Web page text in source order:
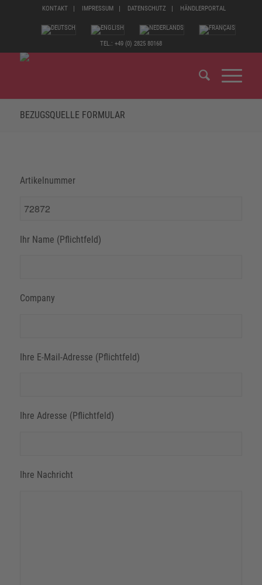
KONTAKT IMPRESSUM DATENSCHUTZ HÄNDLERPORTAL
TEL.: +49 (0) 2825 80168
BEZUGSQUELLE FORMULAR
Artikelnummer
Ihr Name (Pflichtfeld)
Company
Ihre E-Mail-Adresse (Pflichtfeld)
Ihre Adresse (Pflichtfeld)
Ihre Nachricht